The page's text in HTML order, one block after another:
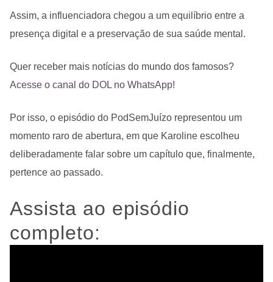
Assim, a influenciadora chegou a um equilíbrio entre a
presença digital e a preservação de sua saúde mental.
Quer receber mais notícias do mundo dos famosos?
Acesse o canal do DOL no WhatsApp!
Por isso, o episódio do PodSemJuízo representou um
momento raro de abertura, em que Karoline escolheu
deliberadamente falar sobre um capítulo que, finalmente,
pertence ao passado.
Assista ao episódio
completo: